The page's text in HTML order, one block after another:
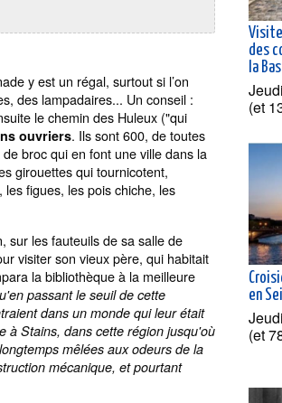
y est un régal, surtout si l’on
des lampadaires... Un conseil :
le chemin des Huleux ("qui
ouvriers. Ils sont 600, de toutes
broc qui en font une ville dans la
girouettes qui tournicotent,
figues, les pois chiche, les
sur les fauteuils de sa salle de
visiter son vieux père, qui habitait
la bibliothèque à la meilleure
passant le seuil de cette
dans un monde qui leur était
à Stains, dans cette région jusqu'où
mêlées aux odeurs de la
mécanique, et pourtant
des
la
(et
en
(et